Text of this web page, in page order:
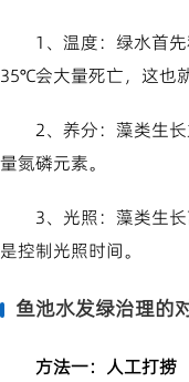
1、温度：绿水首
35℃会大量死亡，这也
2、养分：藻类生
量氮磷元素。
3、光照：藻类生
是控制光照时间。
鱼池水发绿治理的
方法一：人工打捞